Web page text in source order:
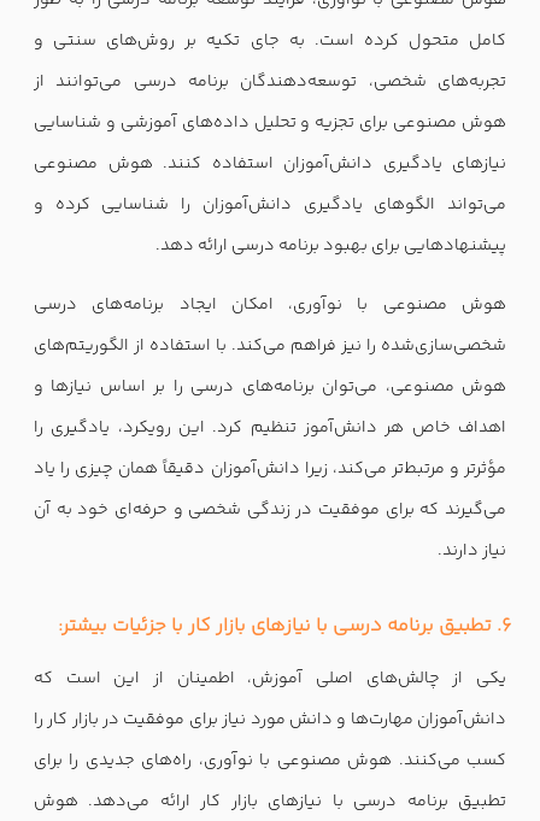
کامل متحول کرده است. به جای تکیه بر روش‌های سنتی و
تجربه‌های شخصی، توسعه‌دهندگان برنامه درسی می‌توانند از
هوش مصنوعی برای تجزیه و تحلیل داده‌های آموزشی و شناسایی
نیازهای یادگیری دانش‌آموزان استفاده کنند. هوش مصنوعی
می‌تواند الگوهای یادگیری دانش‌آموزان را شناسایی کرده و
پیشنهادهایی برای بهبود برنامه درسی ارائه دهد.
هوش مصنوعی با نوآوری، امکان ایجاد برنامه‌های درسی
شخصی‌سازی‌شده را نیز فراهم می‌کند. با استفاده از الگوریتم‌های
هوش مصنوعی، می‌توان برنامه‌های درسی را بر اساس نیازها و
اهداف خاص هر دانش‌آموز تنظیم کرد. این رویکرد، یادگیری را
مؤثرتر و مرتبط‌تر می‌کند، زیرا دانش‌آموزان دقیقاً همان چیزی را یاد
می‌گیرند که برای موفقیت در زندگی شخصی و حرفه‌ای خود به آن
نیاز دارند.
6. تطبیق برنامه درسی با نیازهای بازار کار با جزئیات بیشتر:
یکی از چالش‌های اصلی آموزش، اطمینان از این است که
دانش‌آموزان مهارت‌ها و دانش مورد نیاز برای موفقیت در بازار کار را
کسب می‌کنند. هوش مصنوعی با نوآوری، راه‌های جدیدی را برای
تطبیق برنامه درسی با نیازهای بازار کار ارائه می‌دهد. هوش